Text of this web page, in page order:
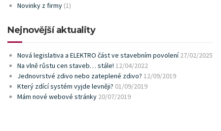
Novinky z firmy (1)
Nejnovější aktuality
Nová legislativa a ELEKTRO část ve stavebním povolení 27/02/2025
Na vlně růstu cen staveb… stále! 12/04/2022
Jednovrstvé zdivo nebo zateplené zdivo? 12/09/2019
Který zdící systém vyjde levněji? 01/09/2019
Mám nové webové stránky 20/07/2019